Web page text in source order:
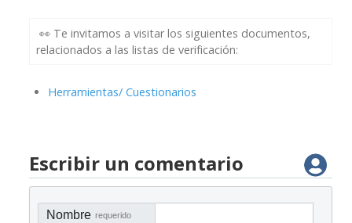
👀 Te invitamos a visitar los siguientes documentos,
relacionados a las listas de verificación:
Herramientas/ Cuestionarios
Escribir un comentario
Nombre requerido